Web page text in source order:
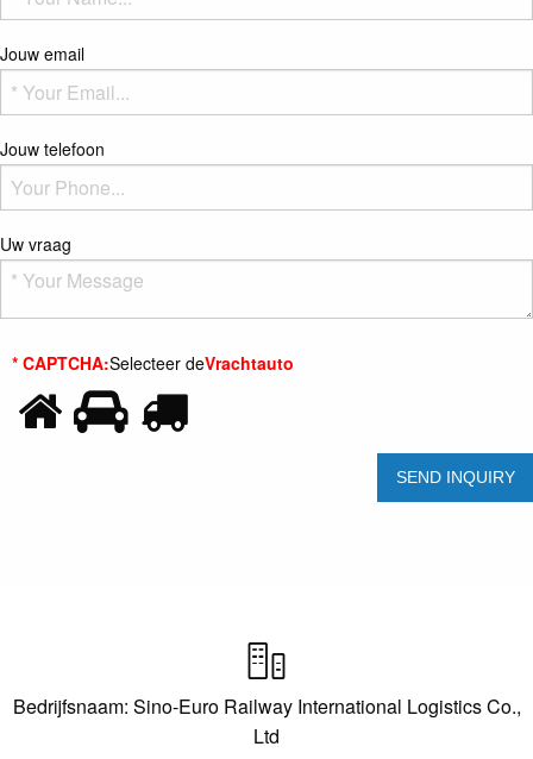
Jouw email
Jouw telefoon
Uw vraag
* CAPTCHA:Selecteer deVrachtauto

Bedrijfsnaam: Sino-Euro Railway International Logistics Co.,
Ltd